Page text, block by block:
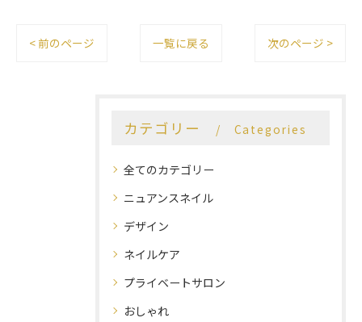
< 前のページ 一覧に戻る 次のページ >
カテゴリー Categories
全てのカテゴリー
ニュアンスネイル
デザイン
ネイルケア
プライベートサロン
おしゃれ